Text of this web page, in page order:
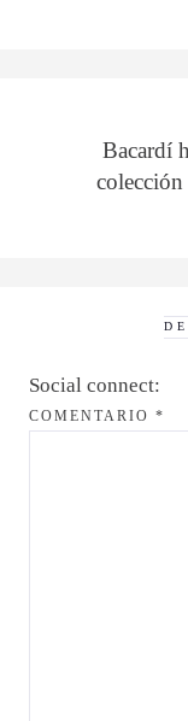
Bacardí
colección
Social connect:
COMENTARIO *